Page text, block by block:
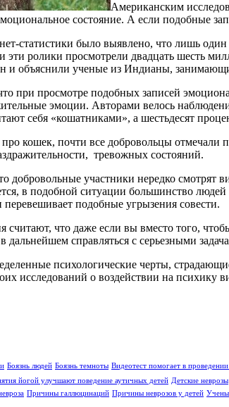
Американским
состояние. А если подобные
статистики было выявлено, что лишь
эти ролики просмотрели двадцать шесть
и объяснили ученые из Индианы,
при просмотре подобных записей
эмоции. Авторами велось
себя «кошатниками», а шестьдесят
кошек, почти все добровольцы
тревожных состояний.
добровольные участники нередко смотрят
в подобной ситуации большинство
перевешивает подобные угрызения совести.
считают, что даже если вы вместо того,
дальнейшем справляться с серьезными
психологические черты,
исследований о воздействии на
Боязнь людей Боязнь темноты Видеотест помогает в
йогой улучшают поведение аутичных детей Детские неврозы
Причины галлюцинаций Причины неврозов у детей